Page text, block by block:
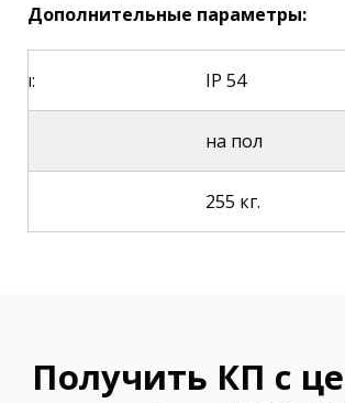
Дополнительные параметры:
IP 54
на пол
255 кг.
Получить КП с